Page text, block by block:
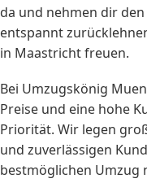
da und nehmen dir
entspannt
in Maastricht freuen.
Bei Umzugskönig
Preise und eine hohe
Priorität. Wir legen
und zuverlässigen
bestmöglichen Umzug